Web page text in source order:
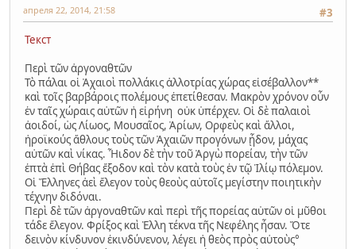
#3
апреля 22, 2014, 21:58
Текст
Περὶ τῶν ἀργοναθτῶν
Τὸ πάλαι οἱ Ἀχαιοὶ πολλάκις ἀλλοτρίας χώρας εἰσέβαλλον**
καὶ τοῖς βαρβάροις πολέμους ἐπετίθεσαν. Μακρὸν χρόνον οὖν
ἐν ταῖς χώραις αὐτῶν ἡ εἰρήνη οὐκ ὑπέρχεν. Οἱ δὲ παλαιοὶ
ἀοιδοί, ὡς Λίωος, Μουσαῖος, Ἀρίων, Ορφεὺς καὶ ἄλλοι,
ἡροϊκούς ἄθλους τοὺς τῶν Ἀχαιῶν προγόνων ᾖδον, μάχας
αὐτῶν καὶ νίκας. Ἦιδον δὲ τὴν τοῦ Ἀργὼ πορείαν, τὴν τῶν
ἐπτὰ ἐπὶ Θήβας ἔξοδον καὶ τὸν κατὰ τοὺς ἐν τῷ Ἰλίῳ πόλεμον.
Οἱ Ἕλληνες ἀεὶ ἔλεγον τοὺς θεοὺς αὐτοῖς μεγίστην ποιητικὴν
τέχνην διδόναι.
Περὶ δὲ τῶν ἀργοναθτῶν καὶ περὶ τῆς πορείας αὑτῶν οἱ μῦθοι
τάδε ἔλεγον. Φρίξος καὶ Ἑλλη τέκνα τῆς Νεφέλης ἦσαν. Ὅτε
δεινὸν κίνδυνον ἐκινδύνενον, λέγει ἡ θεὸς πρὸς αὐτοὺς°